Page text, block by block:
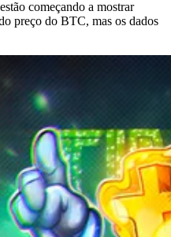
começando a mostrar
preço do BTC, mas os dados